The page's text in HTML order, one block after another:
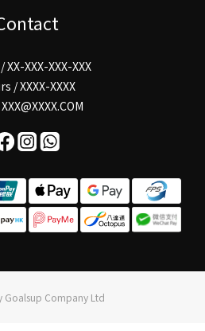
XX-XXX-XXX-XXX
/ XXXX-XXXX
Goalsup Company Ltd